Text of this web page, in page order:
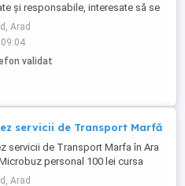
și responsabile, interesate să se
echipei noastre într-un mediu
dinamic. Candidatul ideal
să fie orientat către rezultate, să
abilități bune de comunicare
Arad
validat
servicii de Transport Marfă
servicii de Transport Marfa în Ara
personal 100 lei cursa
Arad